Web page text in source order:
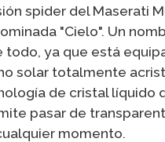
spider del Maserati
"Cielo". Un
todo, ya que está
solar totalmente
de cristal líquido
pasar de
momento.